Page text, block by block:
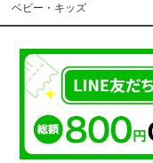
ベビー・キッズ